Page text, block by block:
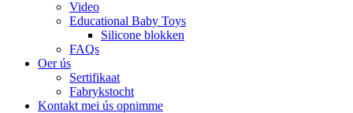
Video
Educational Baby Toys
Silicone blokken
FAQs
Oer ús
Sertifikaat
Fabrykstocht
Kontakt mei ús opnimme